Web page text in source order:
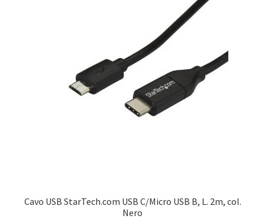
Cavo USB StarTech.com USB C/Micro USB B, L. 2m, col.
Nero